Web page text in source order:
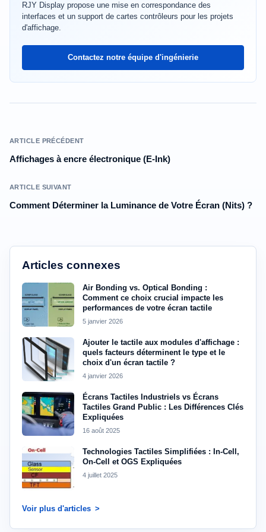
RJY Display propose une mise en correspondance des
interfaces et un support de cartes contrôleurs pour les projets
d'affichage.
Contactez notre équipe d'ingénierie
ARTICLE PRÉCÉDENT
Affichages à encre électronique (E-Ink)
ARTICLE SUIVANT
Comment Déterminer la Luminance de Votre Écran (Nits) ?
Articles connexes
Air Bonding vs. Optical Bonding :
Comment ce choix crucial impacte les
performances de votre écran tactile
5 janvier 2026
Ajouter le tactile aux modules d'affichage :
quels facteurs déterminent le type et le
choix d'un écran tactile ?
4 janvier 2026
Écrans Tactiles Industriels vs Écrans
Tactiles Grand Public : Les Différences Clés
Expliquées
16 août 2025
Technologies Tactiles Simplifiées : In-Cell,
On-Cell et OGS Expliquées
4 juillet 2025
Voir plus d'articles